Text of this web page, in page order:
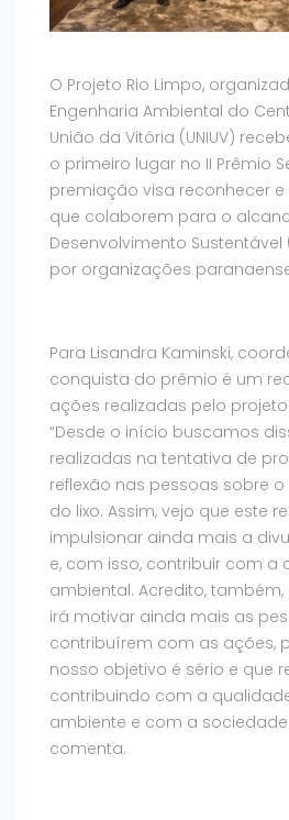
O Projeto Rio Limpo,
Engenharia Ambiental do
União da Vitória (UNIUV)
o primeiro lugar no II Prêmio
premiação visa reconhecer
que colaborem para o
Desenvolvimento Sustentável
por organizações
Para Lisandra Kaminski,
conquista do prêmio é um
ações realizadas pelo
“Desde o início buscamos
realizadas na tentativa de
reflexão nas pessoas sobre
do lixo. Assim, vejo que este
impulsionar ainda mais a
e, com isso, contribuir com a
ambiental. Acredito,
irá motivar ainda mais as
contribuírem com as ações,
nosso objetivo é sério e que
contribuindo com a
ambiente e com a sociedade
comenta.